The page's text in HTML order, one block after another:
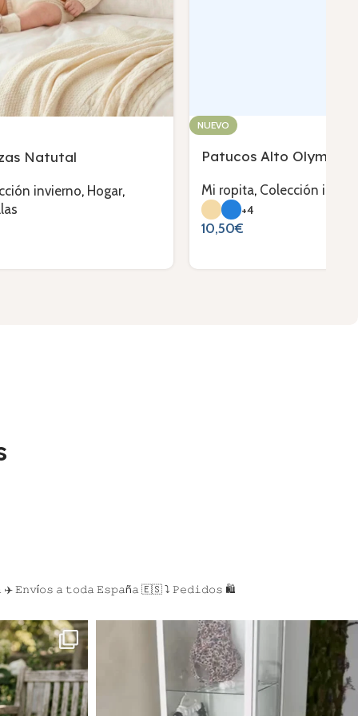
Natutal
invierno, Hogar,
NUEVO
Patucos Alto Olympo
Mi ropita, Colección
+4
10,50€
✈️ 𝙴𝚗𝚟í𝚘𝚜 𝚊 𝚝𝚘𝚍𝚊 𝙴𝚜𝚙𝚊ñ𝚊 🇪🇸⤵️ 𝙿𝚎𝚍𝚒𝚍𝚘𝚜 🛍